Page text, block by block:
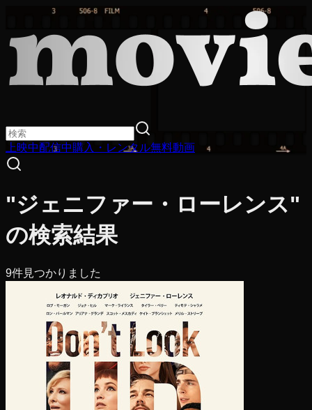
上映中配信中購入・レンタル無料動画
"ジェニファー・ローレンス"
の検索結果
9件見つかりました